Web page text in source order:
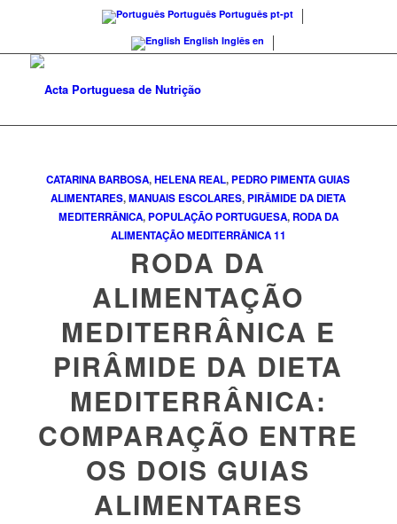
Português Português pt-pt
English Inglês en
CATARINA BARBOSA,HELENA REAL,PEDRO PIMENTA GUIAS
ALIMENTARES,MANUAIS ESCOLARES,PIRÂMIDE DA DIETA
MEDITERRÂNICA,POPULAÇÃO PORTUGUESA, RODA DA
ALIMENTAÇÃO MEDITERRÂNICA11
RODA DA
ALIMENTAÇÃO
MEDITERRÂNICA E
PIRÂMIDE DA DIETA
MEDITERRÂNICA:
COMPARAÇÃO ENTRE
OS DOIS GUIAS
ALIMENTARES